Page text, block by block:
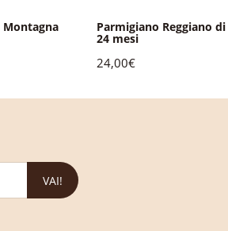
Montagna Parmigiano Reggiano
24 mesi
24,00€
VAI!